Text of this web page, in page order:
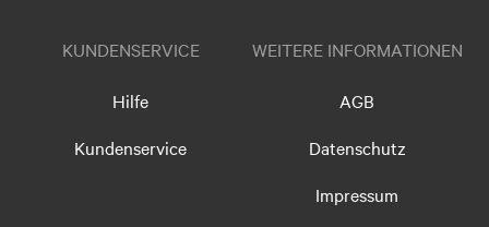
KUNDENSERVICE
Hilfe
Kundenservice
WEITERE INFORMATIONEN
AGB
Datenschutz
Impressum